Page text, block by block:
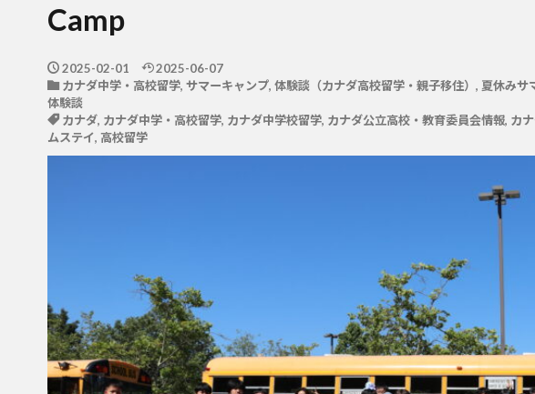
Camp
2025-02-01
2025-06-07
カナダ中学・高校留学, サマーキャンプ, 体験談（カナダ高校留学・親子移住） , 夏休みサ
体験談
カナダ, カナダ中学・高校留学, カナダ中学校留学, カナダ公立高校・教育委員会情報, カ
ムステイ, 高校留学